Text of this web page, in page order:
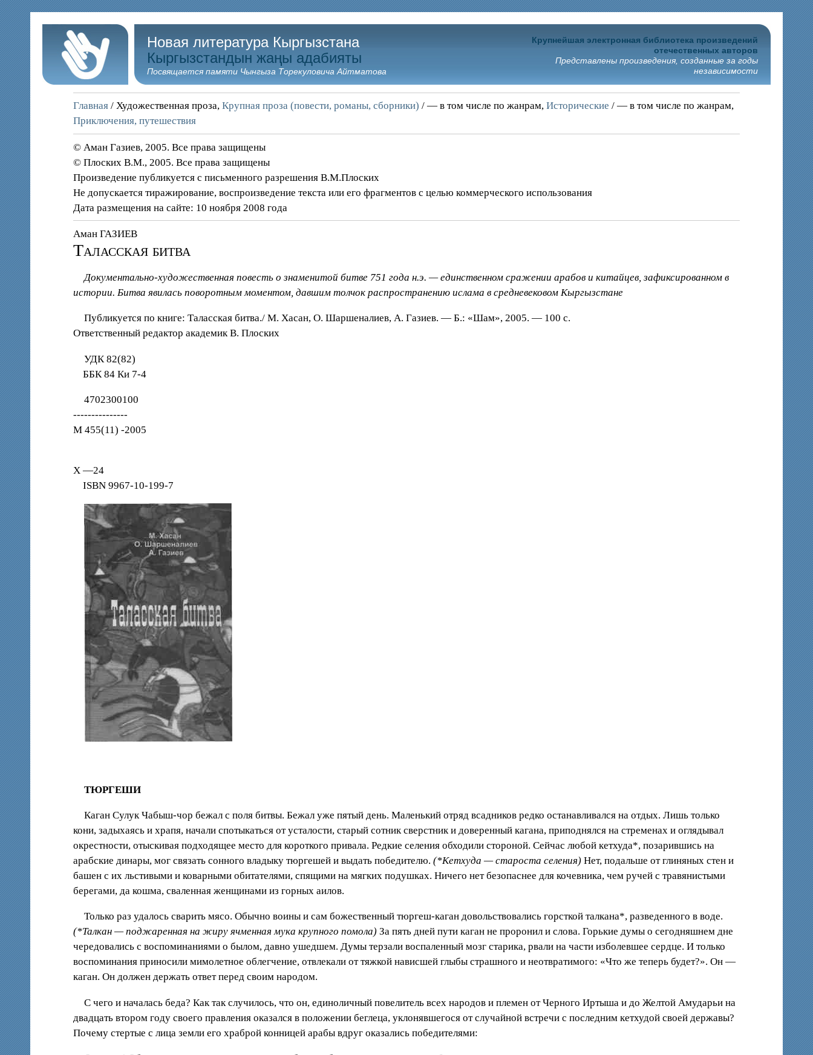
Новая литература Кыргызстана
Кыргызстандын жаңы адабияты
Посвящается памяти Чынгыза Торекуловича Айтматова
Крупнейшая электронная библиотека произведений
отечественных авторов
Представлены произведения, созданные за годы
независимости
Главная / Художественная проза,Крупная проза (повести, романы, сборники) / — в том числе по жанрам,Исторические / — в том числе по жанрам,
Приключения, путешествия
© Аман Газиев, 2005. Все права защищены
© Плоских В.М., 2005. Все права защищены
Произведение публикуется с письменного разрешения В.М.Плоских
Не допускается тиражирование, воспроизведение текста или его фрагментов с целью коммерческого использования
Дата размещения на сайте: 10 ноября 2008 года
Аман ГАЗИЕВ
Таласская битва
Документально-художественная повесть о знаменитой битве 751 года н.э. — единственном сражении арабов и китайцев, зафиксированном в
истории. Битва явилась поворотным моментом, давшим толчок распространению ислама в средневековом Кыргызстане
Публикуется по книге: Таласская битва./ М. Хасан, О. Шаршеналиев, А. Газиев. — Б.: «Шам», 2005. — 100 с.
Ответственный редактор академик В. Плоских
УДК 82(82)
ББК 84 Ки 7-4
4702300100
---------------
М 455(11) -2005
X —24
ISBN 9967-10-199-7
ТЮРГЕШИ
Каган Сулук Чабыш-чор бежал с поля битвы. Бежал уже пятый день. Маленький отряд всадников редко останавливался на отдых. Лишь только
кони, задыхаясь и храпя, начали спотыкаться от усталости, старый сотник сверстник и доверенный кагана, приподнялся на стременах и оглядывал
окрестности, отыскивая подходящее место для короткого привала. Редкие селения обходили стороной. Сейчас любой кетхуда*, позарившись на
арабские динары, мог связать сонного владыку тюргешей и выдать победителю. (*Kemxyдa — староста селения) Нет, подальше от глиняных стен и
башен с их льстивыми и коварными обитателями, спящими на мягких подушках. Ничего нет безопаснее для кочевника, чем ручей с травянистыми
берегами, да кошма, сваленная женщинами из горных аилов.
Только раз удалось сварить мясо. Обычно воины и сам божественный тюргеш-каган довольствовались горсткой талкана*, разведенного в воде.
(*Талкан — поджаренная на жиру ячменная мука крупного помола) За пять дней пути каган не проронил и слова. Горькие думы о сегодняшнем дне
чередовались с воспоминаниями о былом, давно ушедшем. Думы терзали воспаленный мозг старика, рвали на части изболевшее сердце. И только
воспоминания приносили мимолетное облегчение, отвлекали от тяжкой нависшей глыбы страшного и неотвратимого: «Что же теперь будет?». Он —
каган. Он должен держать ответ перед своим народом.
С чего и началась беда? Как так случилось, что он, единоличный повелитель всех народов и племен от Черного Иртыша и до Желтой Амударьи на
двадцать втором году своего правления оказался в положении беглеца, уклонявшегося от случайной встречи с последним кетхудой своей державы?
Почему стертые с лица земли его храброй конницей арабы вдруг оказались победителями: